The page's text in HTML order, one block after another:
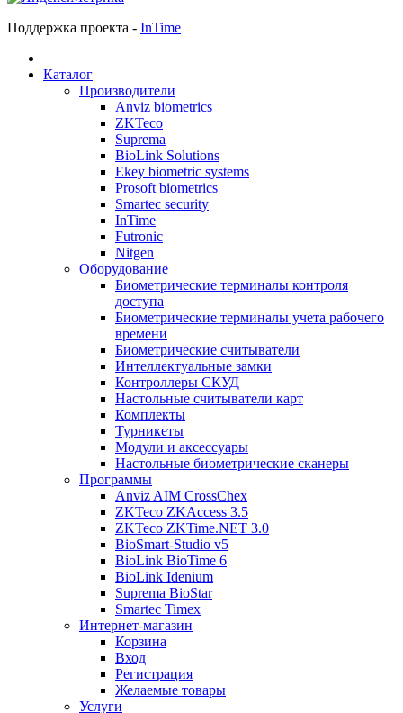
Поддержка проекта - InTime
Каталог
Производители
Anviz biometrics
ZKTeco
Suprema
BioLink Solutions
Ekey biometric systems
Prosoft biometrics
Smartec security
InTime
Futronic
Nitgen
Оборудование
Биометрические терминалы контроля
доступа
Биометрические терминалы учета рабочего
времени
Биометрические считыватели
Интеллектуальные замки
Контроллеры СКУД
Настольные считыватели карт
Комплекты
Турникеты
Модули и аксессуары
Настольные биометрические сканеры
Программы
Anviz AIM CrossChex
ZKTeco ZKAccess 3.5
ZKTeco ZKTime.NET 3.0
BioSmart-Studio v5
BioLink BioTime 6
BioLink Idenium
Suprema BioStar
Smartec Timex
Интернет-магазин
Корзина
Вход
Регистрация
Желаемые товары
Услуги